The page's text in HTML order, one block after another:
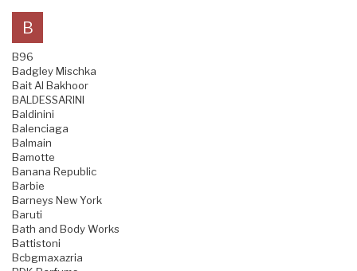
B
B96
Badgley Mischka
Bait Al Bakhoor
BALDESSARINI
Baldinini
Balenciaga
Balmain
Bamotte
Banana Republic
Barbie
Barneys New York
Baruti
Bath and Body Works
Battistoni
Bcbgmaxazria